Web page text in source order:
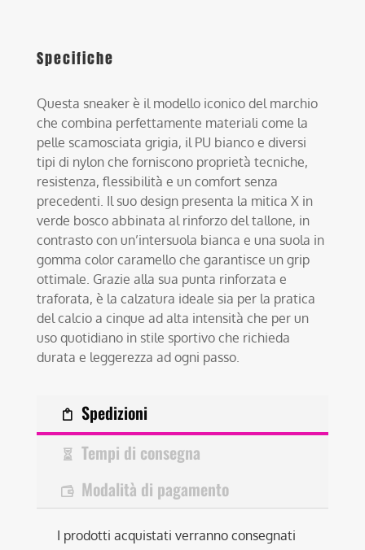
Specifiche
Questa sneaker è il modello iconico del marchio
che combina perfettamente materiali come la
pelle scamosciata grigia, il PU bianco e diversi
tipi di nylon che forniscono proprietà tecniche,
resistenza, flessibilità e un comfort senza
precedenti. Il suo design presenta la mitica X in
verde bosco abbinata al rinforzo del tallone, in
contrasto con un’intersuola bianca e una suola in
gomma color caramello che garantisce un grip
ottimale. Grazie alla sua punta rinforzata e
traforata, è la calzatura ideale sia per la pratica
del calcio a cinque ad alta intensità che per un
uso quotidiano in stile sportivo che richieda
durata e leggerezza ad ogni passo.
Spedizioni
Tempi di consegna
Modalità di pagamento
I prodotti acquistati verranno consegnati